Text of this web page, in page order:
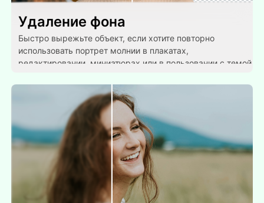
Удаление фона
Быстро вырежьте объект, если хотите повторно
использовать портрет молнии в плакатах,
редактировании, миниатюрах или в пользовании с темой